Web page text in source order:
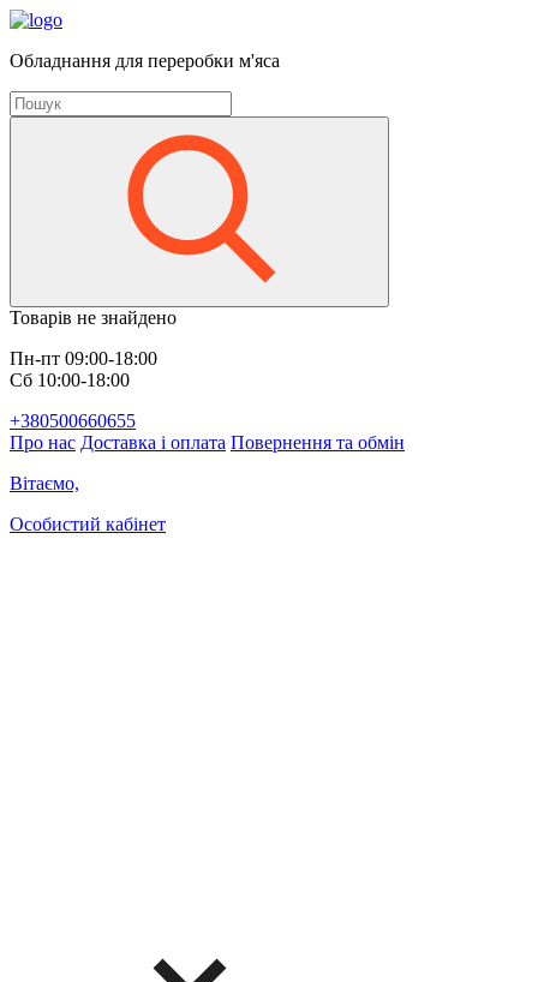
Обладнання для переробки м'яса
Товарів не знайдено
Пн-пт 09:00-18:00
Сб 10:00-18:00
+380500660655
Про нас Доставка і оплата Повернення та обмін
Вітаємо,
Особистий кабінет